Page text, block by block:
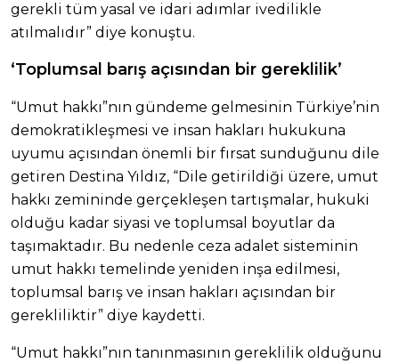
gerekli tüm yasal ve idari adımlar ivedilikle
atılmalıdır” diye konuştu.
‘Toplumsal barış açısından bir gereklilik’
“Umut hakkı”nın gündeme gelmesinin Türkiye’nin
demokratikleşmesi ve insan hakları hukukuna
uyumu açısından önemli bir fırsat sunduğunu dile
getiren Destina Yıldız, “Dile getirildiği üzere, umut
hakkı zemininde gerçekleşen tartışmalar, hukuki
olduğu kadar siyasi ve toplumsal boyutlar da
taşımaktadır. Bu nedenle ceza adalet sisteminin
umut hakkı temelinde yeniden inşa edilmesi,
toplumsal barış ve insan hakları açısından bir
gerekliliktir” diye kaydetti.
“Umut hakkı”nın tanınmasının gereklilik olduğunu